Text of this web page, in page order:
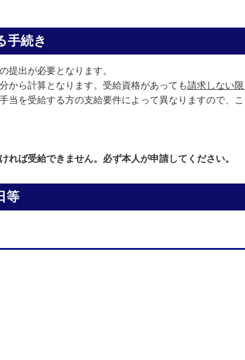
手続き
の提出が必要となります。
から計算となります。受給資格があっても請求しない
当を受給する方の支給要件によって異なりますので、
れば受給できません。必ず本人が申請してください。
等